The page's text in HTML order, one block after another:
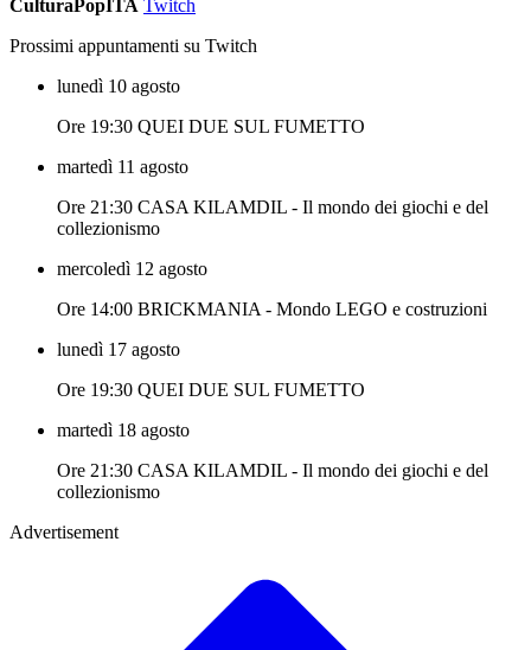
CulturaPopITA Twitch
Prossimi appuntamenti su Twitch
lunedì 10 agosto
Ore 19:30 QUEI DUE SUL FUMETTO
martedì 11 agosto
Ore 21:30 CASA KILAMDIL - Il mondo dei giochi e del
collezionismo
mercoledì 12 agosto
Ore 14:00 BRICKMANIA - Mondo LEGO e costruzioni
lunedì 17 agosto
Ore 19:30 QUEI DUE SUL FUMETTO
martedì 18 agosto
Ore 21:30 CASA KILAMDIL - Il mondo dei giochi e del
collezionismo
Advertisement